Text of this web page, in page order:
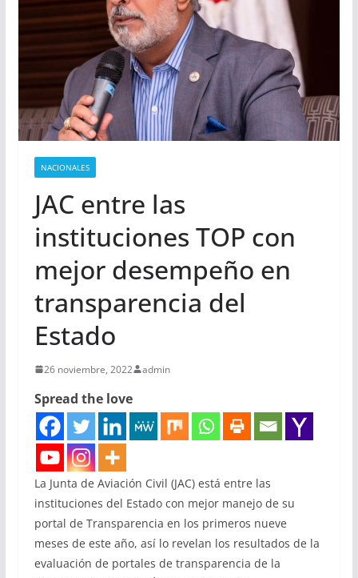
NACIONALES
JAC entre las
instituciones TOP con
mejor desempeño en
transparencia del
Estado
26 noviembre, 2022 admin
Spread the love
La Junta de Aviación Civil (JAC) está entre las
instituciones del Estado con mejor manejo de su
portal de Transparencia en los primeros nueve
meses de este año, así lo revelan los resultados de la
evaluación de portales de transparencia de la